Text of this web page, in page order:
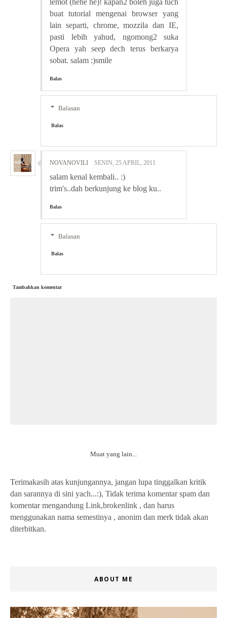
lemot (hehe he)! kapan2 boleh juga tuch
buat tutorial mengenai browser yang
lain separti, chrome, mozzila dan IE,
pasti lebih yahud, ngomong2 suka
Opera yah seep dech terus berkarya
sobat. salam :)smile
Balas
Balasan
Balas
NOVANOVILI SENIN, 25 APRIL, 2011
salam kenal kembali.. :)
trim's..dah berkunjung ke blog ku..
Balas
Balasan
Balas
Tambahkan komentar
Muat yang lain...
Terimakasih atas kunjungannya, jangan lupa tinggalkan kritik
dan sarannya di sini yach...:), Tidak terima komentar spam dan
komentar mengandung Link,brokenlink , dan harus
menggunakan nama semestinya , anonim dan merk tidak akan
diterbitkan.
ABOUT ME